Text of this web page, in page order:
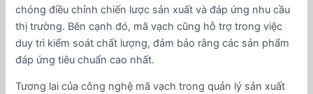
chóng điều chỉnh chiến lược sản xuất và đáp ứng nhu cầu
thị trường. Bên cạnh đó, mã vạch cũng hỗ trợ trong việc
duy trì kiểm soát chất lượng, đảm bảo rằng các sản phẩm
đáp ứng tiêu chuẩn cao nhất.
Tương lai của công nghệ mã vạch trong quản lý sản xuất